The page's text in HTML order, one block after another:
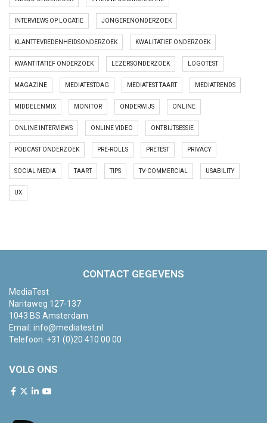
INTERVIEWS OP LOCATIE JONGERENONDERZOEK
KLANTTEVREDENHEIDSONDERZOEK KWALITATIEF ONDERZOEK
KWANTITATIEF ONDERZOEK LEZERSONDERZOEK LOGOTEST
MAGAZINE MEDIATESTDAG MEDIATEST TAART MEDIATRENDS
MIDDELENMIX MONITOR ONDERWIJS ONLINE
ONLINE INTERVIEWS ONLINE VIDEO ONTBIJTSESSIE
PODCAST ONDERZOEK PRE-ROLLS PRETEST PRIVACY
SOCIAL MEDIA TAART TIPS TV-COMMERCIAL USABILITY
UX
CONTACT GEGEVENS
MediaTest
Naritaweg 127-137
1043 BS Amsterdam
Email: info@mediatest.nl
Telefoon: +31 (0)20 410 00 00
VOLG ONS